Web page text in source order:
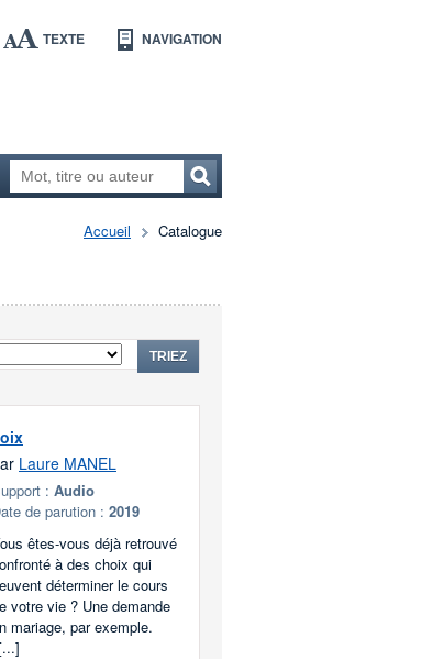
TEXTE NAVIGATION
Accueil Catalogue
TRIEZ
Laure MANEL
: Audio
de parution : 2019
êtes-vous déjà retrouvé
à des choix qui
déterminer le cours
votre vie ? Une demande
mariage, par exemple.